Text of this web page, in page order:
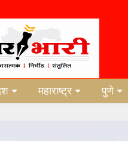
महाराष्ट्र पुणे